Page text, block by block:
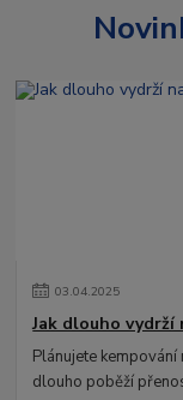
03.04.2025
Jak dlouho
Plánujete
dlouho poběží